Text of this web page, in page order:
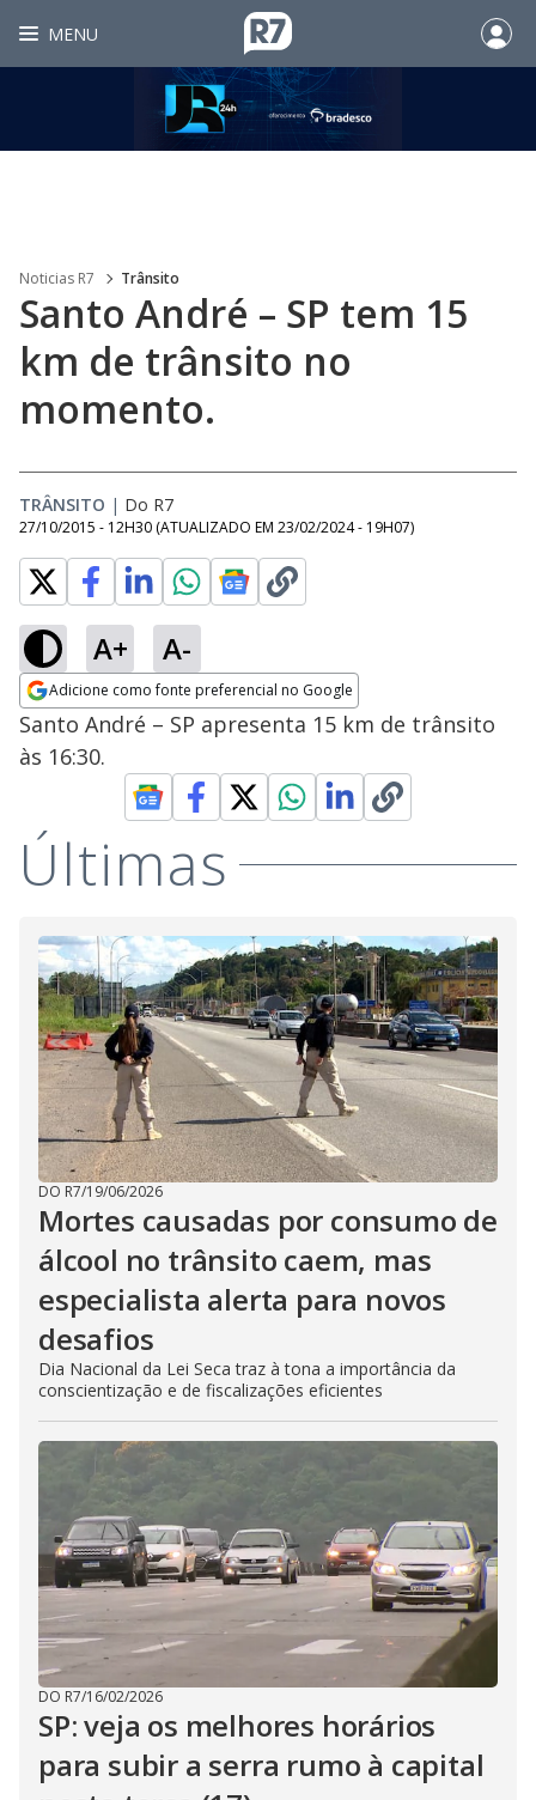
MENU
Noticias R7 Trânsito
Santo André – SP tem 15
km de trânsito no
momento.
TRÂNSITO | Do R7
27/10/2015 - 12H30 (ATUALIZADO EM 23/02/2024 - 19H07)
A+ A-
Adicione como fonte preferencial no Google
Opens in new window
Santo André – SP apresenta 15 km de trânsito
às 16:30.
Últimas
DO R7/19/06/2026
Mortes causadas por consumo de
álcool no trânsito caem, mas
especialista alerta para novos
desafios
Dia Nacional da Lei Seca traz à tona a importância da
conscientização e de fiscalizações eficientes
DO R7/16/02/2026
SP: veja os melhores horários
para subir a serra rumo à capital